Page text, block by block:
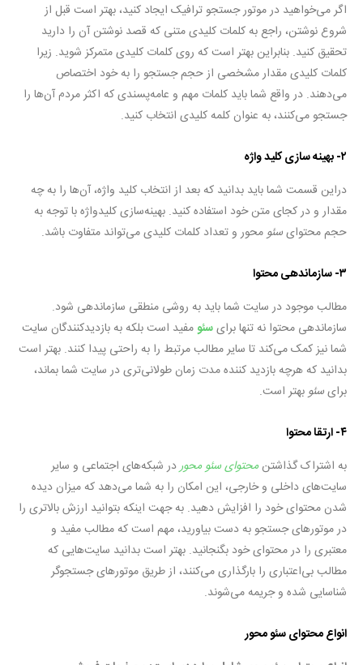
اگر می‌خواهید در موتور جستجو ترافیک ایجاد کنید، بهتر است قبل از
شروع نوشتن، راجع به کلمات کلیدی متنی که قصد نوشتن آن را دارید
تحقیق کنید. بنابراین بهتر است که روی کلمات کلیدی متمرکز شوید. زیرا
کلمات کلیدی مقدار مشخصی از حجم جستجو را به خود اختصاص
می‌دهند. در واقع شما باید کلمات مهم و عامه‌پسندی که اکثر مردم آن‌ها را
جستجو می‌کنند، به عنوان کلمه کلیدی انتخاب کنید.
۲- بهینه سازی کلید واژه
دراین قسمت شما باید بدانید که بعد از انتخاب کلید واژه، آن‌ها را به چه
مقدار و در کجای متن خود استفاده کنید. بهینه‌سازی کلیدواژه با توجه به
حجم محتوایسئومحور و تعداد کلمات کلیدی می‌تواند متفاوت باشد.
۳- سازماندهی محتوا
مطالب موجود در سایت شما باید به روشی منطقی سازماندهی شود.
سازماندهی محتوا نه تنها برایسئومفید است بلکه به بازدیدکنندگان سایت
شما نیز کمک می‌کند تا سایر مطالب مرتبط را به راحتی پیدا کنند. بهتر است
بدانید که هرچه بازدید کننده مدت زمان طولانی‌تری در سایت شما بماند،
برایسئوبهتر است.
۴- ارتقا محتوا
به اشتراک گذاشتن محتوای سئو محوردر شبکه‌های اجتماعی و سایر
سایت‌های داخلی و خارجی، این امکان را به شما می‌دهد که میزان دیده
شدن محتوای خود را افزایش دهید. به جهت اینکه بتوانید ارزش بالاتری را
در موتورهای جستجو به دست بیاورید، مهم است که مطالب مفید و
معتبری را در محتوای خود بگنجانید. بهتر است بدانید سایت‌هایی که
مطالب بی‌اعتباری را بارگذاری می‌کنند، از طریق موتورهای جستجوگر
شناسایی شده و جریمه می‌شوند.
انواع محتوای سئو محور